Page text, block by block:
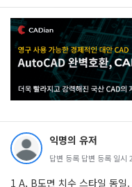
익명의 유저
답변 등록 답변 등록 일
1 A, B도면 치수 스타일 동일.